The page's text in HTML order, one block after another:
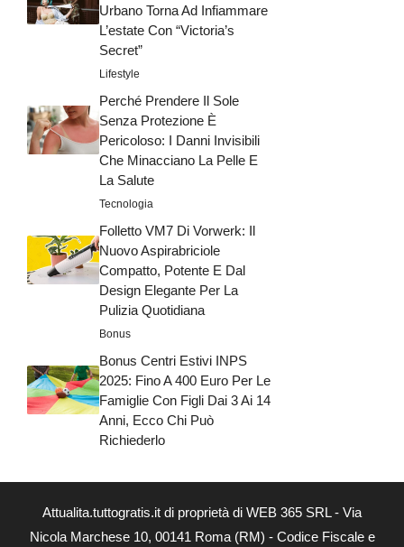
Urbano Torna Ad Infiammare
L’estate Con “Victoria’s
Secret”
Lifestyle
Perché Prendere Il Sole
Senza Protezione È
Pericoloso: I Danni Invisibili
Che Minacciano La Pelle E
La Salute
Tecnologia
Folletto VM7 Di Vorwerk: Il
Nuovo Aspirabriciole
Compatto, Potente E Dal
Design Elegante Per La
Pulizia Quotidiana
Bonus
Bonus Centri Estivi INPS
2025: Fino A 400 Euro Per Le
Famiglie Con Figli Dai 3 Ai 14
Anni, Ecco Chi Può
Richiederlo
Attualita.tuttogratis.it di proprietà di WEB 365 SRL - Via
Nicola Marchese 10, 00141 Roma (RM) - Codice Fiscale e